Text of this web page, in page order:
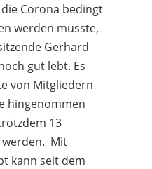
Corona bedingt
werden musste,
Gerhard
gut lebt. Es
von Mitgliedern
hingenommen
13
werden. Mit
kann seit dem